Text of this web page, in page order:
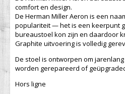
comfort en design.
De Herman Miller Aeron is een
populariteit — het is een keerpunt
bureaustoel kon zijn en daardoor
Graphite uitvoering is volledig
De stoel is ontworpen om
worden gerepareerd of
Hors ligne